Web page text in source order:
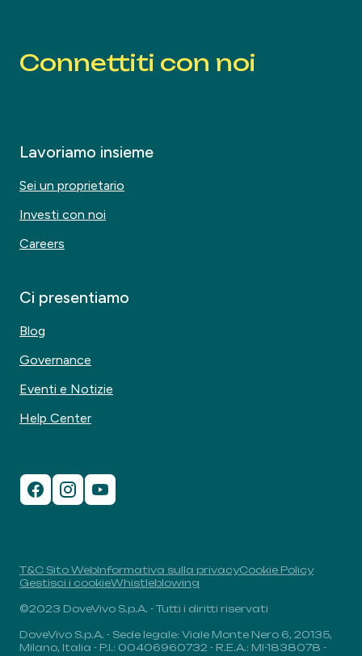
Connettiti con noi
Lavoriamo insieme
Sei un proprietario
Investi con noi
Careers
Ci presentiamo
Blog
Governance
Eventi e Notizie
Help Center
T&C Sito WebInformativa sulla privacyCookie Policy
Gestisci i cookieWhistleblowing
©2023 DoveVivo S.p.A. - Tutti i diritti riservati
DoveVivo S.p.A. - Sede legale: Viale Monte Nero 6, 20135,
Milano, Italia - P.I.: 00406960732 - R.E.A.: MI-1838078 -